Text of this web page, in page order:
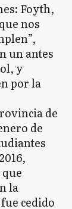
Foyth,
nos
un antes
y
por la
de
de
la
cedido